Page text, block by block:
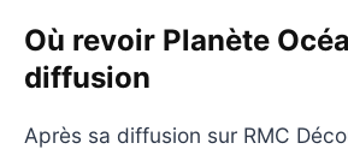
Où revoir Planète
diffusion
Après sa diffusion sur RMC